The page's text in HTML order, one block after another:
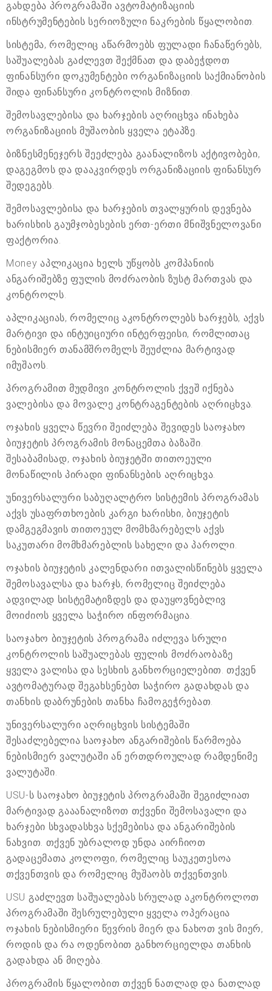
გახდება პროგრამაში ავტომატიზაციის
ინსტრუმენტების სერიოზული ნაკრების წყალობით.
სისტემა, რომელიც აწარმოებს ფულადი ჩანაწერებს,
საშუალებას გაძლევთ შექმნათ და დაბეჭდოთ
ფინანსური დოკუმენტები ორგანიზაციის საქმიანობის
შიდა ფინანსური კონტროლის მიზნით.
შემოსავლებისა და ხარჯების აღრიცხვა ინახება
ორგანიზაციის მუშაობის ყველა ეტაპზე.
ბიზნესმენეჯერს შეეძლება გაანალიზოს აქტივობები,
დაგეგმოს და დააკვირდეს ორგანიზაციის ფინანსურ
შედეგებს.
შემოსავლებისა და ხარჯების თვალყურის დევნება
ხარისხის გაუმჯობესების ერთ-ერთი მნიშვნელოვანი
ფაქტორია.
Money აპლიკაცია ხელს უწყობს კომპანიის
ანგარიშებზე ფულის მოძრაობის ზუსტ მართვას და
კონტროლს.
აპლიკაციას, რომელიც აკონტროლებს ხარჯებს, აქვს
მარტივი და ინტუიციური ინტერფეისი, რომლითაც
ნებისმიერ თანამშრომელს შეუძლია მარტივად
იმუშაოს.
პროგრამით მუდმივი კონტროლის ქვეშ იქნება
ვალებისა და მოვალე კონტრაგენტების აღრიცხვა.
ოჯახის ყველა წევრი შეიძლება შევიდეს საოჯახო
ბიუჯეტის პროგრამის მონაცემთა ბაზაში.
შესაბამისად, ოჯახის ბიუჯეტში თითოეული
მონაწილის პირადი ფინანსების აღრიცხვა.
უნივერსალური საბუღალტრო სისტემის პროგრამას
აქვს უსაფრთხოების კარგი ხარისხი, ბიუჯეტის
დამგეგმავის თითოეულ მომხმარებელს აქვს
საკუთარი მომხმარებლის სახელი და პაროლი.
ოჯახის ბიუჯეტის კალენდარი ითვალისწინებს ყველა
შემოსავალსა და ხარჯს, რომელიც შეიძლება
ადვილად სისტემატიზდეს და დაუყოვნებლივ
მოიძიოს ყველა საჭირო ინფორმაცია.
საოჯახო ბიუჯეტის პროგრამა იძლევა სრული
კონტროლის საშუალებას ფულის მოძრაობაზე
ყველა ვალისა და სესხის განხორციელებით. თქვენ
ავტომატურად შეგახსენებთ საჭირო გადახდას და
თანხის დაბრუნების თანხა ჩამოგეჭრებათ.
უნივერსალური აღრიცხვის სისტემაში
შესაძლებელია საოჯახო ანგარიშების წარმოება
ნებისმიერ ვალუტაში ან ერთდროულად რამდენიმე
ვალუტაში.
USU-ს საოჯახო ბიუჯეტის პროგრამაში შეგიძლიათ
მარტივად გააანალიზოთ თქვენი შემოსავალი და
ხარჯები სხვადასხვა სქემებისა და ანგარიშების
ნახვით. თქვენ უბრალოდ უნდა აირჩიოთ
გადაცემათა კოლოფი, რომელიც საუკეთესოა
თქვენთვის და რომელიც მუშაობს თქვენთვის.
USU გაძლევთ საშუალებას სრულად აკონტროლოთ
პროგრამაში შესრულებული ყველა ოპერაცია
ოჯახის ნებისმიერი წევრის მიერ და ნახოთ ვის მიერ,
როდის და რა ოდენობით განხორციელდა თანხის
გადახდა ან მიღება.
პროგრამის წყალობით თქვენ ნათლად და ნათლად